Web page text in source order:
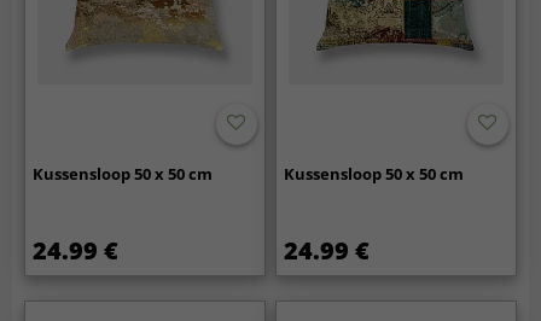
Kussensloop 50 x 50 cm
24.99 €
Kussensloop 50 x 50 cm
24.99 €